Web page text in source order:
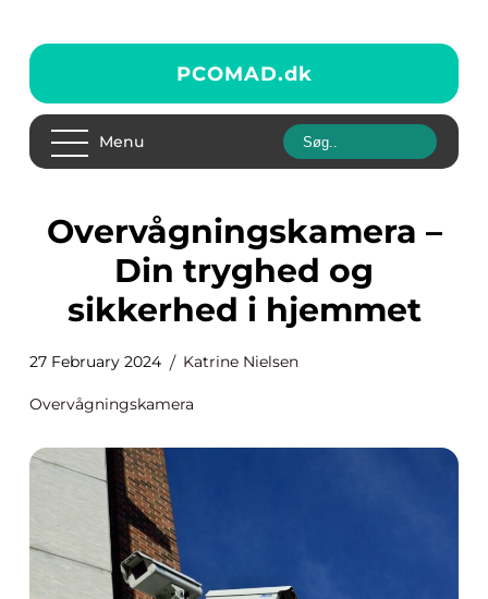
PCOMAD.dk
Menu
Overvågningskamera –
Din tryghed og
sikkerhed i hjemmet
27 February 2024 Katrine Nielsen
Overvågningskamera